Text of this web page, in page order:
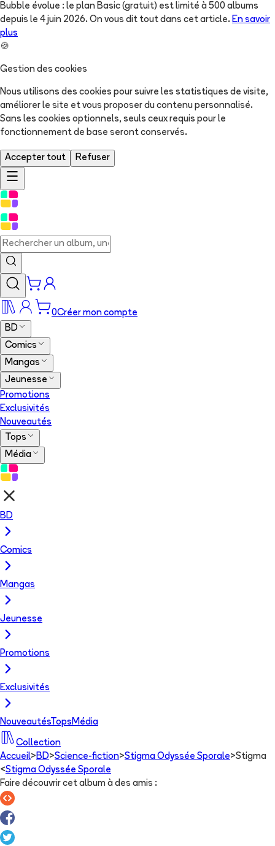
Bubble évolue : le plan Basic (gratuit) est limité à 500 albums
depuis le 4 juin 2026. On vous dit tout dans cet article. En savoir
plus
🍪
Gestion des cookies
Nous utilisons des cookies pour suivre les statistiques de visite,
améliorer le site et vous proposer du contenu personnalisé.
Sans les cookies optionnels, seuls ceux requis pour le
fonctionnement de base seront conservés.
Accepter tout Refuser
0Créer mon compte
BD
Comics
Mangas
Jeunesse
Promotions
Exclusivités
Nouveautés
Tops
Média
BD
Comics
Mangas
Jeunesse
Promotions
Exclusivités
NouveautésTops Média
Collection
Accueil> BD>Science-fiction>Stigma Odyssée Sporale>Stigma
<Stigma Odyssée Sporale
Faire découvrir cet album à des amis :